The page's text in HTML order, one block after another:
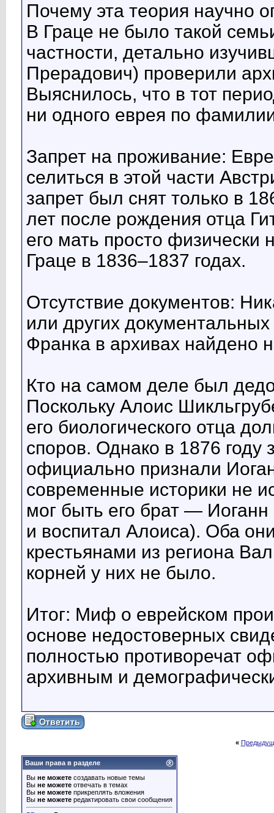
Почему эта теория научно
В Граце не было такой
частности, детально
Прерадович) проверили
Выяснилось, что в тот
ни одного еврея по
Запрет на проживание:
селиться в этой части
запрет был снят только в
лет после рождения отца
его мать просто физически
Граце в 1836–1837 годах.
Отсутствие документов:
или других
Франка в архивах найдено
Кто на самом деле был
Поскольку Алоис
его биологического отца
споров. Однако в 1876
официально признали
современные историки не
мог быть его брат —
и воспитал Алоиса). Оба
крестьянами из региона
корней у них не было.
Итог: Миф о еврейском
основе недостоверных
полностью противоречат
архивным и
«
Ваши права в разделе
Вы не можете создавать новые темы
Вы не можете отвечать в темах
Вы не можете прикреплять вложения
Вы не можете редактировать свои сообщения